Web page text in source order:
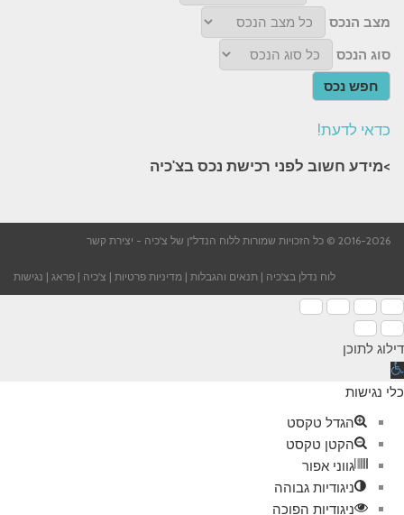
מצב הנכס
סוג הנכס
חפש נכס
כדאי לדעת!
>מידע חשוב לפני רכישת נכס בצ'כיה​
2016-2026 © כל הזכויות שמורות ללוח הנדל"ן של צ'כיה - יצירת קשר
לוח נדלן בצ'כיה | תנאים והגבלות | מדיניות פרטיות | צ'כיה | פראג | נגישות
דילוג לתוכן
פתח
סרגל
כלי נגישות
הגדל טקסט
הקטן טקסט
גווני אפור
ניגודיות גבוהה
ניגודיות הפוכה